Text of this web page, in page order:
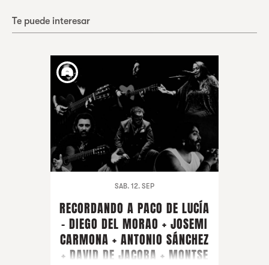
Te puede interesar
SAB. 12. SEP
RECORDANDO A PACO DE LUCÍA
- DIEGO DEL MORAO + JOSEMI
CARMONA + ANTONIO SÁNCHEZ
+ DAVID DE JACOBA + MONTSE